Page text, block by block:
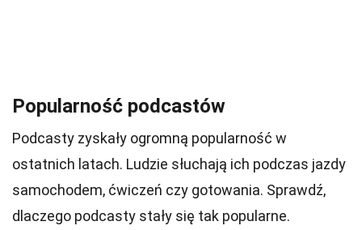
Popularność podcastów
Podcasty zyskały ogromną popularność w
ostatnich latach. Ludzie słuchają ich podczas jazdy
samochodem, ćwiczeń czy gotowania. Sprawdź,
dlaczego podcasty stały się tak popularne.